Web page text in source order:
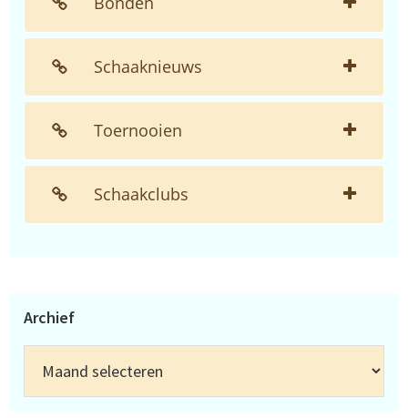
Schaaknieuws
Toernooien
Schaakclubs
Archief